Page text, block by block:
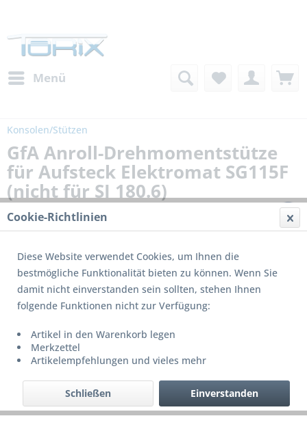
Menü
Konsolen/Stützen
GfA Anroll-Drehmomentstütze
für Aufsteck Elektromat SG115F
(nicht für SI 180.6)
Cookie-Richtlinien
Diese Website verwendet Cookies, um Ihnen die
bestmögliche Funktionalität bieten zu können. Wenn Sie
damit nicht einverstanden sein sollten, stehen Ihnen
folgende Funktionen nicht zur Verfügung:
Artikel in den Warenkorb legen
Merkzettel
Artikelempfehlungen und vieles mehr
Einverstanden
Schließen